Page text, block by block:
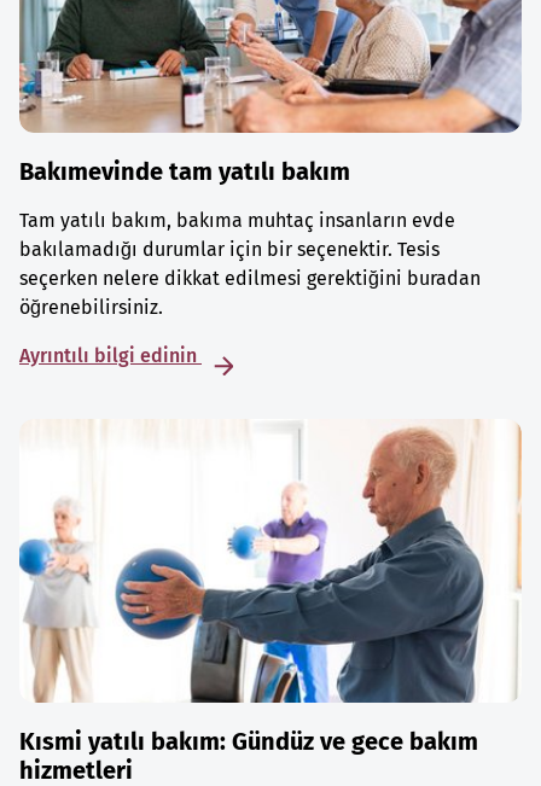
Bakımevinde tam yatılı bakım
Tam yatılı bakım, bakıma muhtaç insanların evde
bakılamadığı durumlar için bir seçenektir. Tesis
seçerken nelere dikkat edilmesi gerektiğini buradan
öğrenebilirsiniz.
Ayrıntılı bilgi edinin
Kısmi yatılı bakım: Gündüz ve gece bakım
hizmetleri